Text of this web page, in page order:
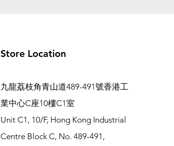
Store Location
九龍荔枝角青山道489-491號香港工
業中心C座10樓C1室
Unit C1, 10/F, Hong Kong Industrial
Centre Block C, No. 489-491,